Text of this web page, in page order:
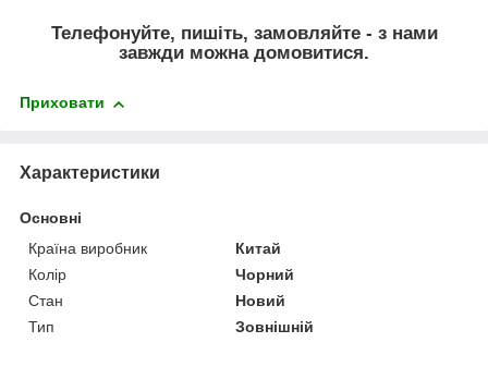
Телефонуйте, пишіть, замовляйте - з нами
завжди можна домовитися.
Приховати
Характеристики
Основні
Країна виробник
Китай
Колір
Чорний
Стан
Новий
Тип
Зовнішній